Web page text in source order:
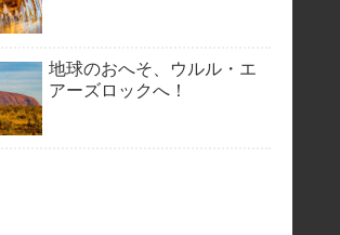
地球のおへそ、ウルル・エ
アーズロックへ！